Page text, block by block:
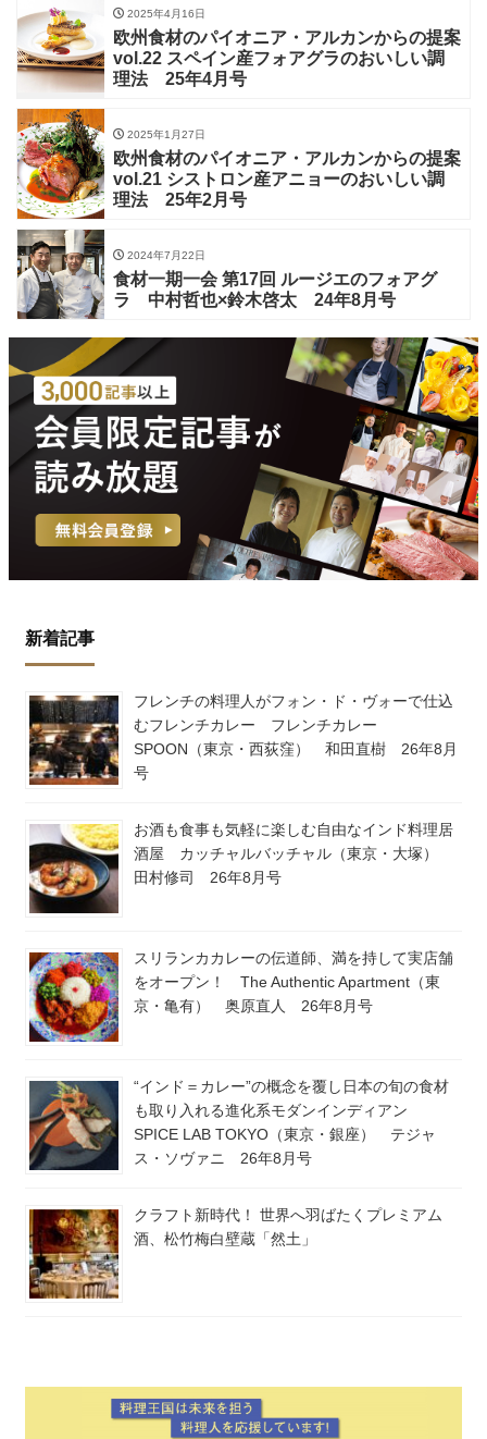
2025年4月16日
欧州食材のパイオニア・アルカンからの提案
vol.22 スペイン産フォアグラのおいしい調
理法 25年4月号
2025年1月27日
欧州食材のパイオニア・アルカンからの提案
vol.21 シストロン産アニョーのおいしい調
理法 25年2月号
2024年7月22日
食材一期一会 第17回 ルージエのフォアグ
ラ 中村哲也×鈴木啓太 24年8月号
新着記事
フレンチの料理人がフォン・ド・ヴォーで仕込
むフレンチカレー フレンチカレー
SPOON（東京・西荻窪） 和田直樹 26年8月
号
お酒も食事も気軽に楽しむ自由なインド料理居
酒屋 カッチャルバッチャル（東京・大塚）
田村修司 26年8月号
スリランカカレーの伝道師、満を持して実店舗
をオープン！ The Authentic Apartment（東
京・亀有） 奥原直人 26年8月号
“インド＝カレー”の概念を覆し日本の旬の食材
も取り入れる進化系モダンインディアン
SPICE LAB TOKYO（東京・銀座） テジャ
ス・ソヴァニ 26年8月号
クラフト新時代！ 世界へ羽ばたくプレミアム
酒、松竹梅白壁蔵「然土」